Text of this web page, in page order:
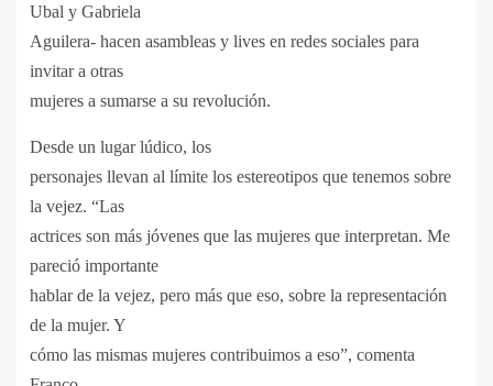
Ubal y Gabriela
Aguilera- hacen asambleas y lives en redes sociales para
invitar a otras
mujeres a sumarse a su revolución.
Desde un lugar lúdico, los
personajes llevan al límite los estereotipos que tenemos sobre
la vejez. “Las
actrices son más jóvenes que las mujeres que interpretan. Me
pareció importante
hablar de la vejez, pero más que eso, sobre la representación
de la mujer. Y
cómo las mismas mujeres contribuimos a eso”, comenta